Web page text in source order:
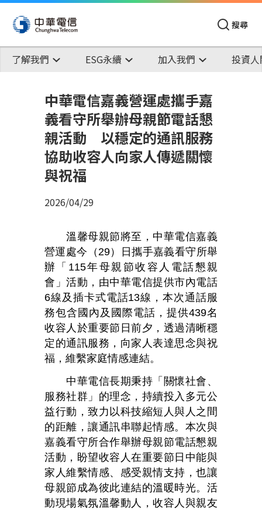
搜尋
了解我們 ESG永續 加入我們 投資
中華電信嘉義營運處攜手嘉
義看守所舉辦母親節電話懇
親活動 以穩定的通訊服務
協助收容人向家人傳遞關懷
與祝福
2026/04/29
溫馨母親節將至，中華電信嘉義
營運處今（29）日攜手嘉義看守所舉
辦「 115年母親節收容人電話懇親
會」活動，由中華電信提供市內電話
6線及插卡式電話13線，本次通話服
務包含國內及國際電話，提供439名
收容人於重要節日前夕，透過清晰穩
定的通訊服務，向家人表達思念與祝
福，維繫家庭情感連結。
中華電信長期秉持「關懷社會、
服務社群」的理念，持續投入多元公
益行動，致力以科技縮短人與人之間
的距離，讓通訊串聯起情感。本次與
嘉義看守所合作舉辦母親節電話懇親
活動，盼望收容人在重要節日中能與
家人維繫情感、感受親情支持，也讓
母親節成為彼此連結的溫暖時光。活
動現場氣氛溫馨動人，收容人與親友